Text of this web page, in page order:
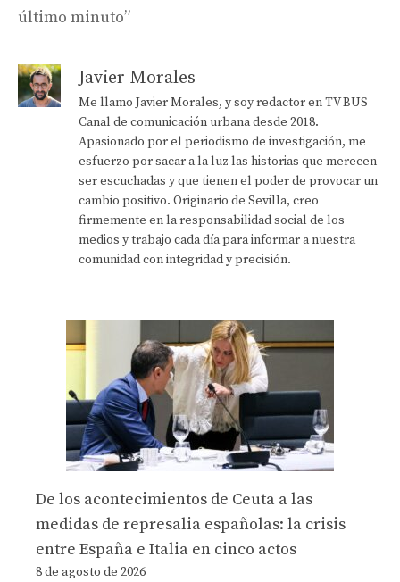
último minuto”
Javier Morales
Me llamo Javier Morales, y soy redactor en TV BUS
Canal de comunicación urbana desde 2018.
Apasionado por el periodismo de investigación, me
esfuerzo por sacar a la luz las historias que merecen
ser escuchadas y que tienen el poder de provocar un
cambio positivo. Originario de Sevilla, creo
firmemente en la responsabilidad social de los
medios y trabajo cada día para informar a nuestra
comunidad con integridad y precisión.
De los acontecimientos de Ceuta a las
medidas de represalia españolas: la crisis
entre España e Italia en cinco actos
8 de agosto de 2026